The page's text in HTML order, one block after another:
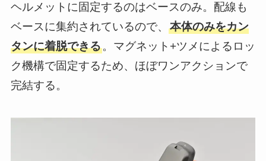
ヘルメットに固定するのはベースのみ。配線も
ベースに集約されているので、 本体のみをカン
タンに着脱できる。マグネット+ツメによるロッ
ク機構で固定するため、ほぼワンアクションで
完結する。